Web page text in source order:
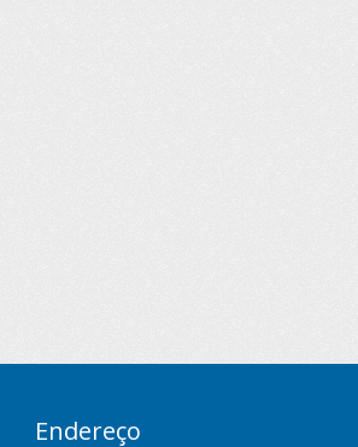
Endereço